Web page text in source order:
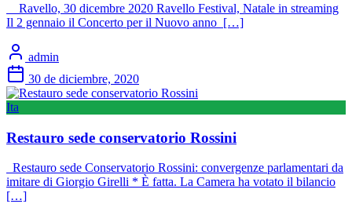
Ravello, 30 dicembre 2020 Ravello Festival, Natale in streaming
Il 2 gennaio il Concerto per il Nuovo anno […]
admin
30 de diciembre, 2020
Ita
Restauro sede conservatorio Rossini
Restauro sede Conservatorio Rossini: convergenze parlamentari da
imitare di Giorgio Girelli * È fatta. La Camera ha votato il bilancio
[…]